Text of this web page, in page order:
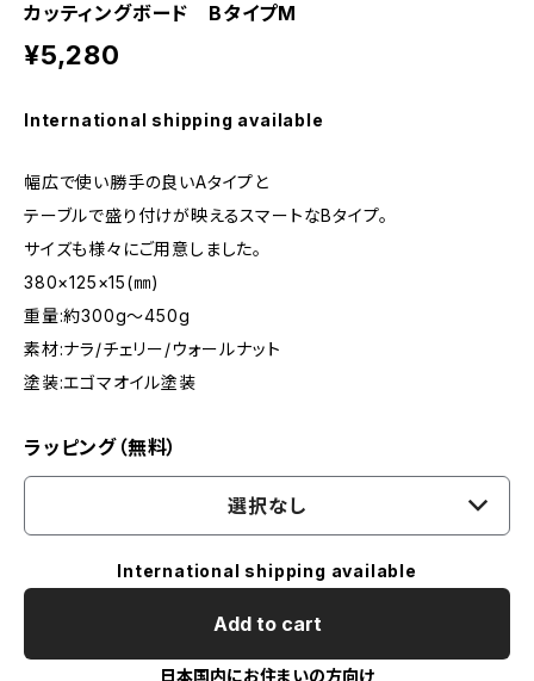
カッティングボード BタイプM
¥5,280
International shipping available
幅広で使い勝手の良いAタイプと
テーブルで盛り付けが映えるスマートなBタイプ。
サイズも様々にご用意しました。
380×125×15(㎜)
重量:約300g〜450g
素材:ナラ/チェリー/ウォールナット
塗装:エゴマオイル塗装
ラッピング（無料）
選択なし
International shipping available
Add to cart
日本国内にお住まいの方向け